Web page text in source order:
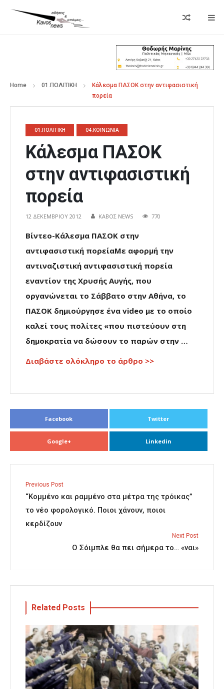
Home 01.ΠΟΛΙΤΙΚΗ
Κάλεσμα ΠΑΣΟΚ στην αντιφασιστική
πορεία
01.ΠΟΛΙΤΙΚΗ 04.ΚΟΙΝΩΝΙΑ
Κάλεσμα ΠΑΣΟΚ
στην αντιφασιστική
πορεία
12 ΔΕΚΕΜΒΡΊΟΥ 2012 ΚΑΒΟΣ NEWS 770
Βίντεο-Κάλεσμα ΠΑΣΟΚ στην
αντιφασιστική πορείαΜε αφορμή την
αντιναζιστική αντιφασιστική πορεία
εναντίον της Χρυσής Αυγής, που
οργανώνεται το Σάββατο στην Αθήνα, το
ΠΑΣΟΚ δημιούργησε ένα video με το οποίο
καλεί τους πολίτες «που πιστεύουν στη
δημοκρατία να δώσουν το παρών στην …
Διαβάστε ολόκληρο το άρθρο >>
Facebook Twitter
Google+ Linkedin
Previous Post
“Κομμένο και ραμμένο στα μέτρα της τρόικας”
το νέο φορολογικό. Ποιοι χάνουν, ποιοι
κερδίζουν
Next Post
Ο Σόιμπλε θα πει σήμερα το… «ναι»
Related Posts